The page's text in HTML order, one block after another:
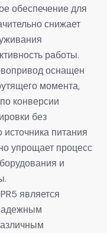
обеспечение для
снижает
работы.
оснащен
момента,
конверсии
без
питания
упрощает процесс
и
является